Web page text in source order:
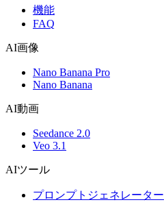
機能
FAQ
AI画像
Nano Banana Pro
Nano Banana
AI動画
Seedance 2.0
Veo 3.1
AIツール
プロンプトジェネレーター